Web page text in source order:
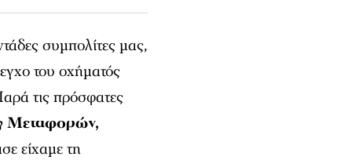
συμπολίτες μας,
του οχήματός
τις πρόσφατες
Μεταφορών,
είχαμε τη